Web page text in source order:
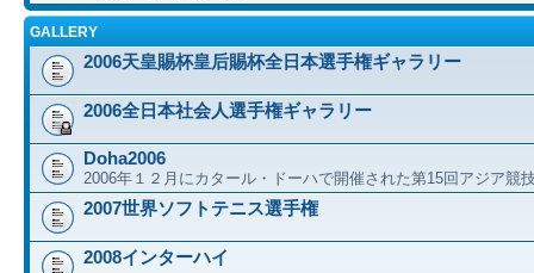
GALLERY
2006天皇賜杯皇后賜杯全日本選手権ギャラリー
2006全日本社会人選手権ギャラリー
Doha2006
2006年１２月にカタール・ドーハで開催された第15回アジア競
2007世界ソフトテニス選手権
2008インターハイ